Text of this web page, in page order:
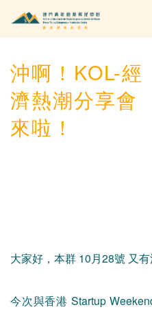
沖啊！KOL-經
濟熱潮分享會
來啦！
大家好，本群 10月28號 又有
今次與香港 Startup